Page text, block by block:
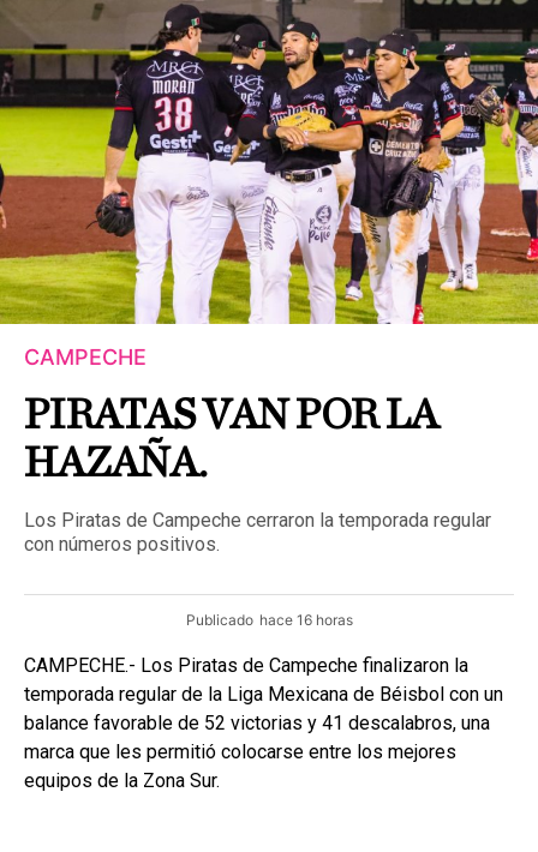
CAMPECHE
PIRATAS VAN POR LA
HAZAÑA.
Los Piratas de Campeche cerraron la temporada regular
con números positivos.
Publicado hace 16 horas
CAMPECHE.- Los Piratas de Campeche finalizaron la
temporada regular de la Liga Mexicana de Béisbol con un
balance favorable de 52 victorias y 41 descalabros, una
marca que les permitió colocarse entre los mejores
equipos de la Zona Sur.